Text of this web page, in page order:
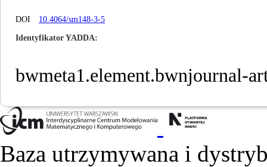
DOI 10.4064/sm148-3-5
Identyfikator YADDA
bwmeta1.element.bwnjournal-
Baza utrzymywana i